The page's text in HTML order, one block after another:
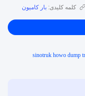
کلمه کلیدی: بار کامیون
sinotruk howo dump